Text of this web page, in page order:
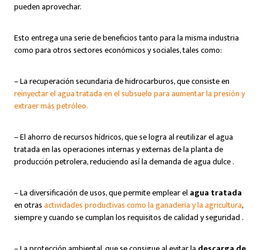
pueden aprovechar.
Esto entrega una serie de beneficios tanto para la misma industria
como para otros sectores económicos y sociales, tales como:
– La recuperación secundaria de hidrocarburos, que consiste en
reinyectar el agua tratada en el subsuelo para aumentar la presión y
extraer más petróleo.
– El ahorro de recursos hídricos, que se logra al reutilizar el agua
tratada en las operaciones internas y externas de la planta de
producción petrolera, reduciendo así la demanda de agua dulce .
– La diversificación de usos, que permite emplear el agua tratada
en otrasactividades productivas como la ganadería y la agricultura,
siempre y cuando se cumplan los requisitos de calidad y seguridad .